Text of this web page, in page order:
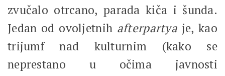
zvučalo otrcano, parada kiča i šunda.
Jedan od ovoljetnih afterpartyaje, kao
trijumf nad kulturnim (kako se
neprestano u očima javnosti